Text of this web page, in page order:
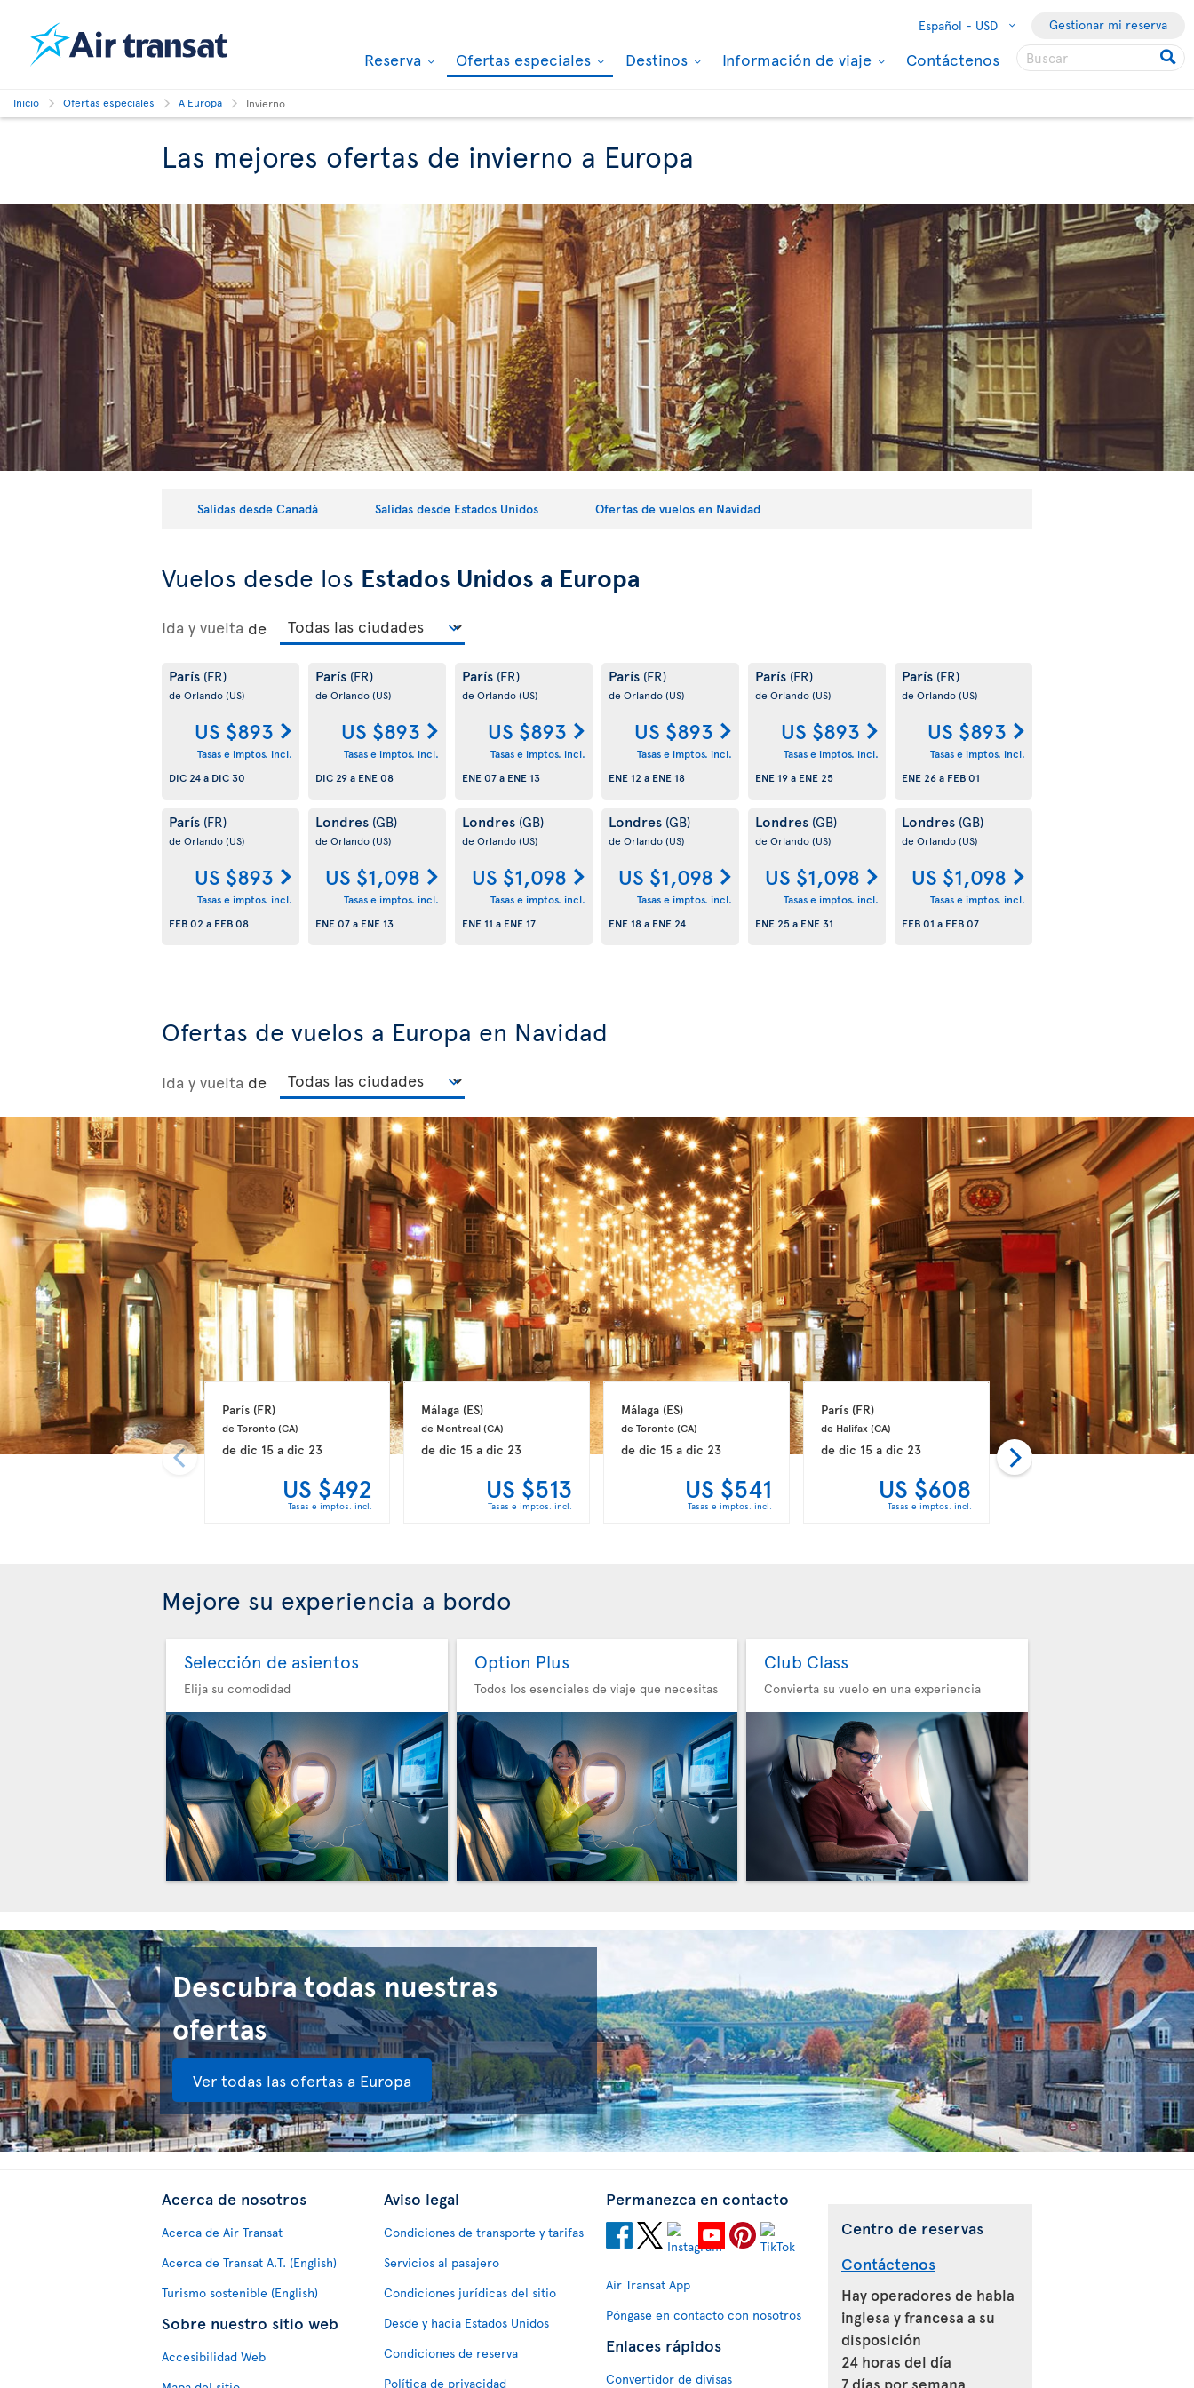
Español - USD Gestionar mi reserva
Reserva Ofertas especiales Destinos Información de viaje Contáctenos
Inicio Ofertas especiales A Europa Invierno
Las mejores ofertas de invierno a Europa
Salidas desde Canadá Salidas desde Estados Unidos Ofertas de vuelos en Navidad
Vuelos desde los Estados Unidos a Europa
Ida y vuelta de
París (FR)
de Orlando(US)
US $893
Tasas e imptos. incl.
DIC 24a DIC 30
París (FR)
de Orlando(US)
US $893
Tasas e imptos. incl.
DIC 29a ENE 08
París (FR)
de Orlando(US)
US $893
Tasas e imptos. incl.
ENE 07a ENE 13
París (FR)
de Orlando(US)
US $893
Tasas e imptos. incl.
ENE 12 a ENE 18
París (FR)
de Orlando(US)
US $893
Tasas e imptos. incl.
ENE 19a ENE 25
París (FR)
de Orlando(US)
US $893
Tasas e imptos. incl.
ENE 26a FEB 01
París (FR)
de Orlando(US)
US $893
Tasas e imptos. incl.
FEB 02 a FEB 08
Londres (GB)
de Orlando(US)
US $1,098
Tasas e imptos. incl.
ENE 07a ENE 13
Londres (GB)
de Orlando(US)
US $1,098
Tasas e imptos. incl.
ENE 11 a ENE 17
Londres (GB)
de Orlando(US)
US $1,098
Tasas e imptos. incl.
ENE 18a ENE 24
Londres (GB)
de Orlando(US)
US $1,098
Tasas e imptos. incl.
ENE 25a ENE 31
Londres (GB)
de Orlando(US)
US $1,098
Tasas e imptos. incl.
FEB 01 a FEB 07
Ofertas de vuelos a Europa en Navidad
Ida y vuelta de
París (FR)
de Toronto (CA)
de dic 15a dic 23
US $492
Tasas e imptos. incl.
Málaga (ES)
de Montreal (CA)
dedic 15 adic 23
US $513
Tasas e imptos. incl.
Málaga (ES)
de Toronto (CA)
dedic 15 adic 23
US $541
Tasas e imptos. incl.
París (FR)
de Halifax (CA)
dedic 15 adic 23
US $608
Tasas e imptos. incl.
Oporto (PT)
de Toronto (CA)
dedic 16 dic 24
Mejore su experiencia a bordo
Selección de asientos
Elija su comodidad
Option Plus
Todos los esenciales de viaje que necesitas
Club Class
Convierta su vuelo en una experiencia
Descubra todas nuestras
ofertas
Ver todas las ofertas a Europa
Acerca de nosotros
Acerca de Air Transat
Acerca de Transat A.T. (English)
Turismo sostenible (English)
Sobre nuestro sitio web
Accesibilidad Web
Aviso legal
Condiciones de transporte y tarifas
Servicios al pasajero
Condiciones jurídicas del sitio
Desde y hacia Estados Unidos
Condiciones de reserva
Política de privacidad
Permanezca en contacto
Air Transat App
Póngase en contacto con nosotros
Enlaces rápidos
Convertidor de divisas
Centro de reservas
Contáctenos
Hay operadores de habla
inglesa y francesa a su
disposición
24 horas del día